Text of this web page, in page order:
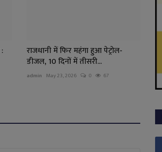
राजधानी में फिर महंगा हुआ पेट्रोल-
डीजल, 10 दिनों में तीसरी...
admin May 23, 2026 0 67